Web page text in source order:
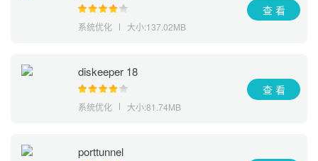
系统优化 大小:137.02MB
查 看
diskeeper 18
系统优化 大小:81.74MB
查 看
porttunnel